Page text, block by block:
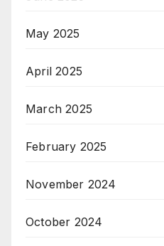
May 2025
April 2025
March 2025
February 2025
November 2024
October 2024